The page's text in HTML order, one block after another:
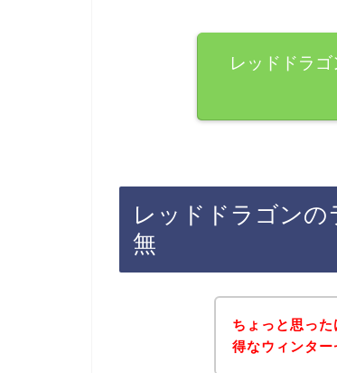
レッドドラ
レッドドラゴン
無
ちょっと思っ
得なウィンタ